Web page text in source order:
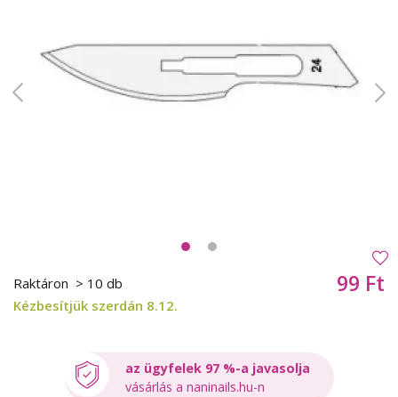
Raktáron > 10 db
Kézbesítjük szerdán 8.12.
99 Ft
az ügyfelek 97 %-a javasolja
vásárlás a naninails.hu-n